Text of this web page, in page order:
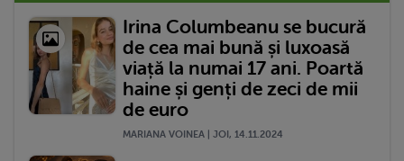
Irina Columbeanu se bucură
de cea mai bună și luxoasă
viață la numai 17 ani. Poartă
haine și genți de zeci de mii
de euro
MARIANA VOINEA | JOI, 14.11.2024